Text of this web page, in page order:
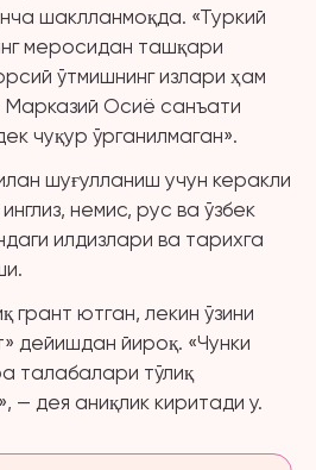
шаклланмоқда. «Туркий
меросидан ташқари
ўтмишнинг излари ҳам
Марказий Осиё санъати
чуқур ўрганилмаган».
шуғулланиш учун керакли
немис, рус ва ўзбек
илдизлари ва тарихга
грант ютган, лекин ўзини
дейишдан йироқ. «Чунки
талабалари тўлиқ
— дея аниқлик киритади у.